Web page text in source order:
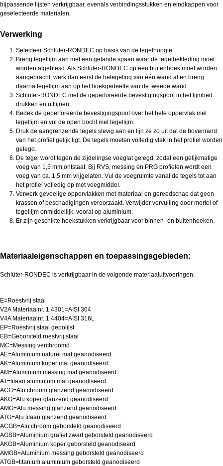
bijpassende lijsten verkrijgbaar, evenals verbindingsstukken en eindkappen voor
geselecteerde materialen.
Verwerking
Selecteer Schlüter-RONDEC op basis van de tegelhoogte.
Breng tegellijm aan met een getande spaan waar de tegelbekleding moet
worden afgebiesd. Als Schlüter-RONDEC op een buitenhoek moet worden
aangebracht, werk dan eerst de betegeling van één wand af en breng
daarna tegellijm aan op het hoekgedeelte van de tweede wand.
Schlüter-RONDEC met de geperforeerde bevestigingspoot in het lijmbed
drukken en uitlijnen.
Bedek de geperforeerde bevestigingspoot over het hele oppervlak met
tegellijm en vul de open bocht met tegellijm.
Druk de aangrenzende tegels stevig aan en lijn ze zo uit dat de bovenrand
van het profiel gelijk ligt. De tegels moeten volledig vlak in het profiel worden
gelegd.
De tegel wordt tegen de zijdelingse voeglat gelegd, zodat een gelijkmatige
voeg van 1,5 mm ontstaat. Bij RVS, messing en PRG profielen wordt een
voeg van ca. 1,5 mm vrijgelaten. Vul de voegruimte vanaf de tegels tot aan
het profiel volledig op met voegmiddel.
Verwerk gevoelige oppervlakken met materiaal en gereedschap dat geen
krassen of beschadigingen veroorzaakt. Verwijder vervuiling door mortel of
tegellijm onmiddellijk, vooral op aluminium.
Er zijn geschikte hoekstukken verkrijgbaar voor binnen- en buitenhoeken.
Materiaaleigenschappen en toepassingsgebieden:
Schlüter-RONDEC is verkrijgbaar in de volgende materiaaluitvoeringen:
E=Roestvrij staal
V2A Materiaalnr. 1.4301=AISI 304
V4A Materiaalnr. 1.4404=AISI 316L
EP=Roestvrij staal gepolijst
EB=Geborsteld roestvrij staal
MC=Messing verchroomd
AE=Aluminium naturel mat geanodiseerd
AK=Aluminium koper mat geanodiseerd
AM=Aluminium messing mat geanodiseerd
AT=titaan aluminium mat geanodiseerd
ACG=Alu chroom glanzend geanodiseerd
AKG=Alu koper glanzend geanodiseerd
AMG=Alu messing glanzend geanodiseerd
ATG=Alu titaan glanzend geanodiseerd
ACGB=Alu chroom geborsteld geanodiseerd
AGSB=Aluminium grafiet zwart geborsteld geanodiseerd
AKGB=Aluminium koper geborsteld geanodiseerd
AMGB=Aluminium messing geborsteld geanodiseerd
ATGB=titanium aluminium geborsteld geanodiseerd